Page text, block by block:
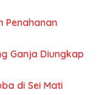
Penahanan
Ganja Diungkap
di Sei Mati